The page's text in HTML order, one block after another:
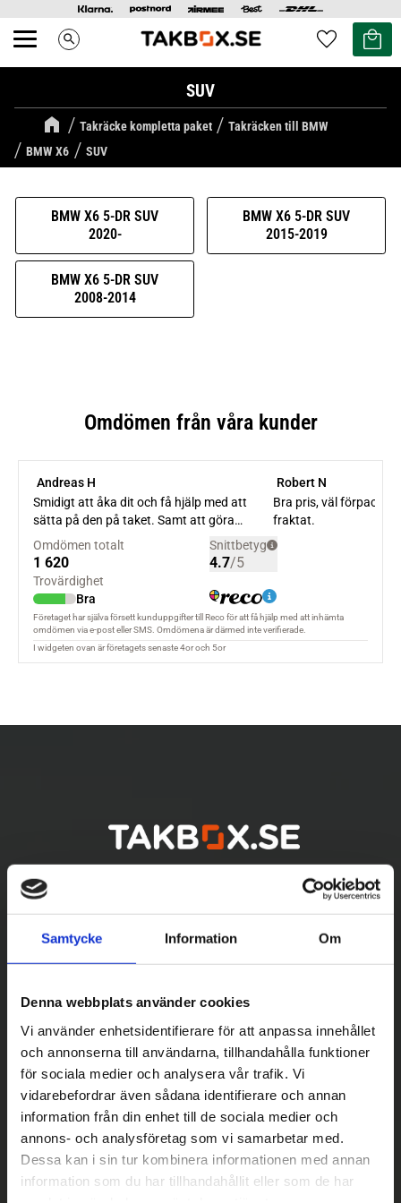
Samtycke Information Om
Denna webbplats använder cookies
Vi använder enhetsidentifierare för att anpassa innehållet
och annonserna till användarna, tillhandahålla funktioner
för sociala medier och analysera vår trafik. Vi
vidarebefordrar även sådana identifierare och annan
information från din enhet till de sociala medier och
annons- och analysföretag som vi samarbetar med.
Dessa kan i sin tur kombinera informationen med annan
information som du har tillhandahållit eller som de har
Meny search Favoriter
Kundvagn
SUV
Takräcke kompletta paket
Takräcken till BMW
BMW X6
SUV
BMW X6 5-DR SUV
2020-
BMW X6 5-DR SUV
2015-2019
BMW X6 5-DR SUV
2008-2014
Betala säkert
|| Välj ||
Snabba leveranser